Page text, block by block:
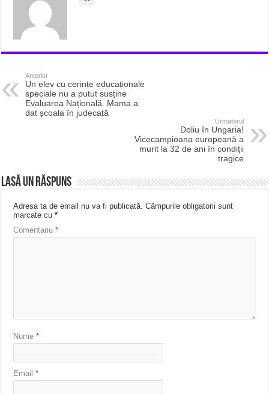
Anterior
Un elev cu cerințe educaționale
speciale nu a putut susține
Evaluarea Națională. Mama a
dat școala în judecată
Urmatorul
Doliu în Ungaria!
Vicecampioana europeană a
murit la 32 de ani în condiții
tragice
Lasă un răspuns
Adresa ta de email nu va fi publicată. Câmpurile obligatorii sunt
marcate cu*
Comentariu*
Nume*
Email*